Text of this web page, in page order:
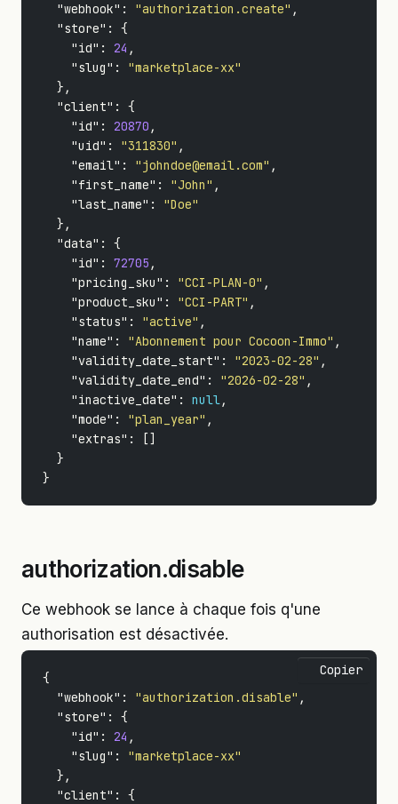
"webhook" : "authorization.create" ,
"store" :
{
"id" : 24 ,
"slug" :
"marketplace-xx"
},
"client" :
{
"id" : 20870 ,
"uid" : "311830" ,
"email" : "johndoe@email.com" ,
"first_name" : "John" ,
"last_name" :
"Doe"
},
"data" :
{
"id" : 72705 ,
"pricing_sku" : "CCI-PLAN-0" ,
"product_sku" : "CCI-PART" ,
"status" : "active" ,
"name" : "Abonnement pour Cocoon-Immo" ,
"validity_date_start" : "2023-02-28" ,
"validity_date_end" : "2026-02-28" ,
"inactive_date" : null,
"mode" : "plan_year" ,
"extras" :
[]
}
}
authorization.disable
Ce webhook se lance à chaque fois q'une
authorisation est désactivée.
{
"webhook" : "authorization.disable" ,
"store" :
{
"id" : 24 ,
"slug" :
"marketplace-xx"
},
"client" :
{
Copier